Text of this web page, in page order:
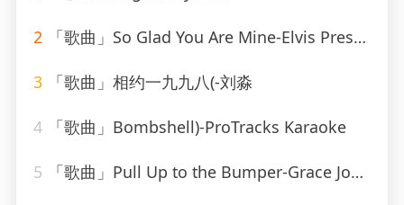
2 「歌曲」So Glad You Are Mine-Elvis Presley
3 「歌曲」相约一九九八(-刘淼
4 「歌曲」Bombshell)-ProTracks Karaoke
5 「歌曲」Pull Up to the Bumper-Grace Jones、Funkstar de Luxe